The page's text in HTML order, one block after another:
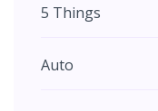
5 Things
Auto